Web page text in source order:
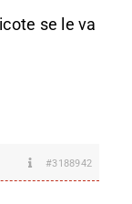
se le va
#3188942